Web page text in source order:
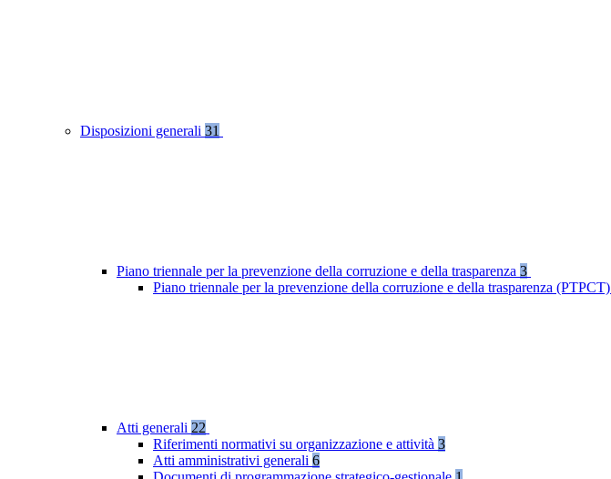
Disposizioni generali 31
Piano triennale per la prevenzione della corruzione e della trasparenza 3
Piano triennale per la prevenzione della corruzione e della trasparenza (PTPCT)
Atti generali 22
Riferimenti normativi su organizzazione e attività 3
Atti amministrativi generali 6